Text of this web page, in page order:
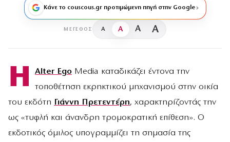
Κάνε το couscous.gr προτιμώμενη πηγή στην Google
ΜΈΓΕΘΟΣ A A A A
Η Alter EgoMedia καταδικάζει έντονα την
τοποθέτηση εκρηκτικού μηχανισμού στην οικία
του εκδότη Γιάννη Πρετεντέρη, χαρακτηρίζοντάς την
ως «τυφλή και άνανδρη τρομοκρατική επίθεση». Ο
εκδοτικός όμιλος υπογραμμίζει τη σημασία της